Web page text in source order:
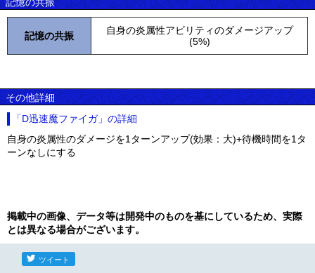
記憶の共振
自身の炎属性アビリティのダメージアップ
(5%)
その他詳細
「D迅速魔ファイガ」の詳細
自身の炎属性のダメージを1ターンアップ(効果：大)+待機時間を1タ
ーンなしにする
掲載中の画像、データ等は開発中のものを基にしているため、実際
とは異なる場合がございます。
ツイート